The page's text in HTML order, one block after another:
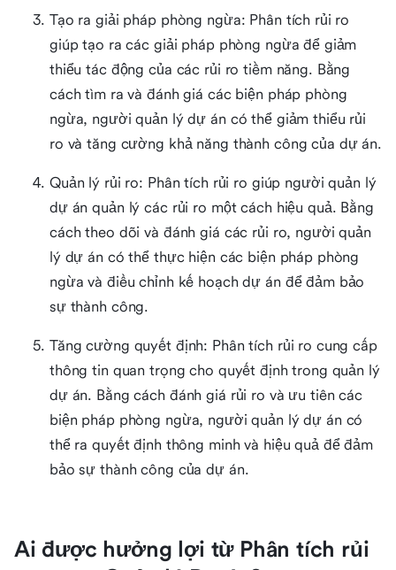
Tạo ra giải pháp phòng ngừa: Phân tích rủi ro
giúp tạo ra các giải pháp phòng ngừa để giảm
thiểu tác động của các rủi ro tiềm năng. Bằng
cách tìm ra và đánh giá các biện pháp phòng
ngừa, người quản lý dự án có thể giảm thiểu rủi
ro và tăng cường khả năng thành công của dự án.
Quản lý rủi ro: Phân tích rủi ro giúp người quản lý
dự án quản lý các rủi ro một cách hiệu quả. Bằng
cách theo dõi và đánh giá các rủi ro, người quản
lý dự án có thể thực hiện các biện pháp phòng
ngừa và điều chỉnh kế hoạch dự án để đảm bảo
sự thành công.
Tăng cường quyết định: Phân tích rủi ro cung cấp
thông tin quan trọng cho quyết định trong quản lý
dự án. Bằng cách đánh giá rủi ro và ưu tiên các
biện pháp phòng ngừa, người quản lý dự án có
thể ra quyết định thông minh và hiệu quả để đảm
bảo sự thành công của dự án.
Ai được hưởng lợi từ Phân tích rủi